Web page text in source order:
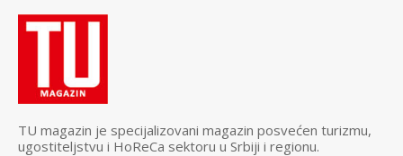
TU magazin je specijalizovani magazin posvećen turizmu,
ugostiteljstvu i HoReCa sektoru u Srbiji i regionu.